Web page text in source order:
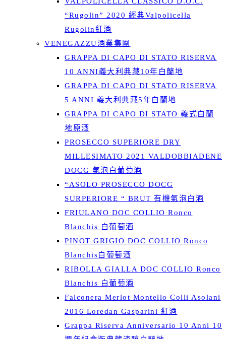
“Rugolin” 2020 經典Valpolicella
Rugolin紅酒
VENEGAZZU酒業集團
GRAPPA DI CAPO DI STATO RISERVA
10 ANNI義大利典藏10年白蘭地
GRAPPA DI CAPO DI STATO RISERVA
5 ANNI 義大利典藏5年白蘭地
GRAPPA DI CAPO DI STATO 義式白蘭
地原酒
PROSECCO SUPERIORE DRY
MILLESIMATO 2021 VALDOBBIADENE
DOCG 氣泡白葡萄酒
“ASOLO PROSECCO DOCG
SURPERIORE “ BRUT 有機氣泡白酒
FRIULANO DOC COLLIO Ronco
Blanchis 白葡萄酒
PINOT GRIGIO DOC COLLIO Ronco
Blanchis白葡萄酒
RIBOLLA GIALLA DOC COLLIO Ronco
Blanchis 白葡萄酒
Falconera Merlot Montello Colli Asolani
2016 Loredan Gasparini 紅酒
Grappa Riserva Anniversario 10 Anni 10